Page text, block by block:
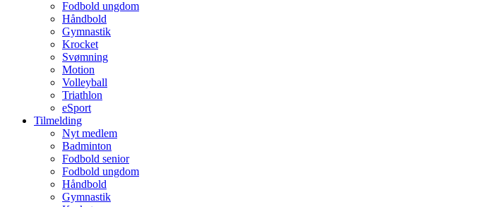
Fodbold ungdom
Håndbold
Gymnastik
Krocket
Svømning
Motion
Volleyball
Triathlon
eSport
Tilmelding
Nyt medlem
Badminton
Fodbold senior
Fodbold ungdom
Håndbold
Gymnastik